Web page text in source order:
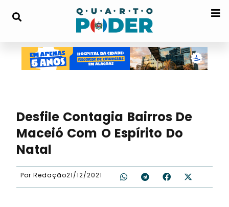
Desfile Contagia Bairros De
Maceió Com O Espírito Do
Natal
Por Redação21/12/2021